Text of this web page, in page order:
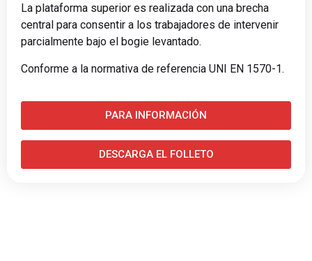
La plataforma superior es realizada con una brecha
central para consentir a los trabajadores de intervenir
parcialmente bajo el bogie levantado.
Conforme a la normativa de referencia UNI EN 1570-1.
PARA INFORMACIÓN
DESCARGA EL FOLLETO